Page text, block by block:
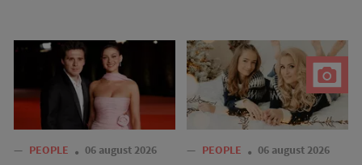
— PEOPLE 06 august 2026 — PEOPLE 06 august 2026